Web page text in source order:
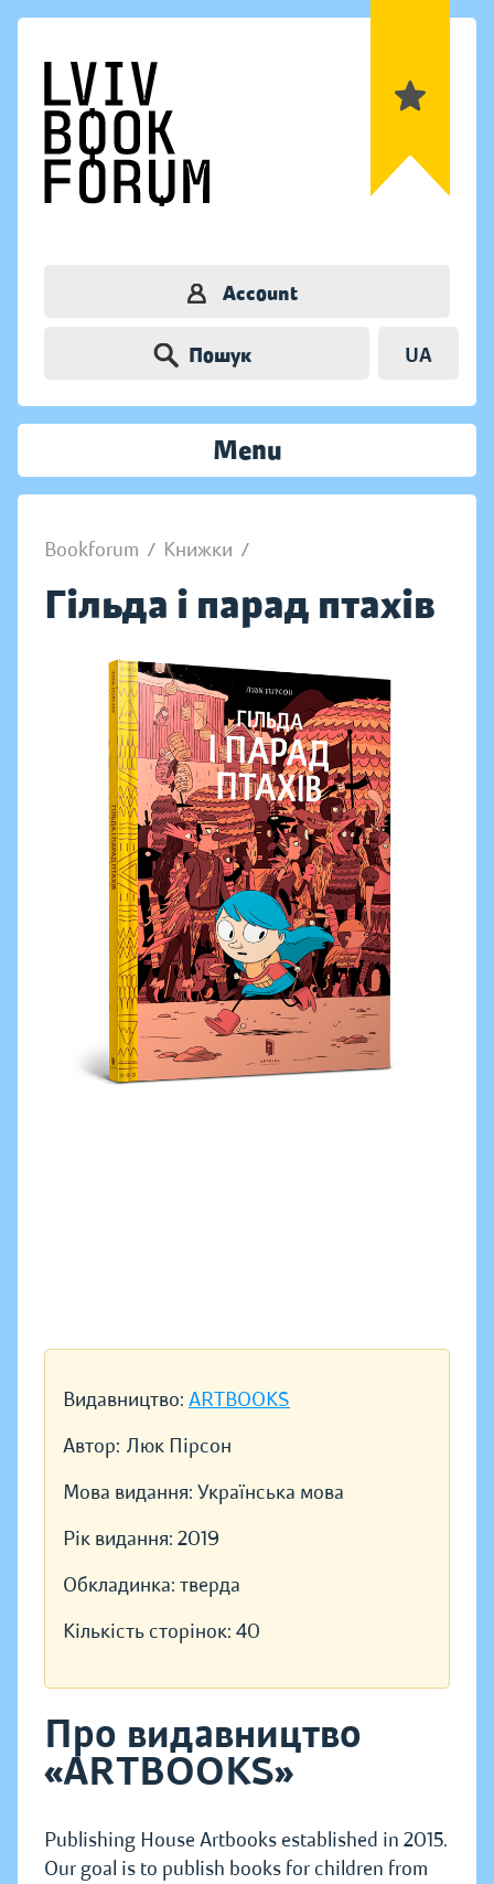
Account
Пошук UA
Menu
Bookforum / Книжки /
Гільда і парад птахів
Видавництво: ARTBOOKS
Автор: Люк Пірсон
Мова видання: Українська мова
Рік видання: 2019
Обкладинка: тверда
Кількість сторінок: 40
Про видавництво
«ARTBOOKS»
Publishing House Artbooks established in 2015.
Our goal is to publish books for children from